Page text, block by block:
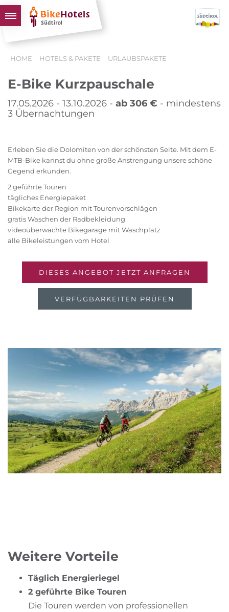
TOUREN & REVIERE
SÜDTIROL & WIR
SCHLUSSLICHTER
HOME HOTELS & PAKETE URLAUBSPAKETE
E-Bike Kurzpauschale
17.05.2026 - 13.10.2026 - ab 306 € - mindestens
3 Übernachtungen
Erleben Sie die Dolomiten von der schönsten Seite. Mit dem E-
MTB-Bike kannst du ohne große Anstrengung unsere schöne
Gegend erkunden.
2 geführte Touren
tägliches Energiepaket
Bikekarte der Region mit Tourenvorschlägen
gratis Waschen der Radbekleidung
videoüberwachte Bikegarage mit Waschplatz
alle Bikeleistungen vom Hotel
DIESES ANGEBOT JETZT ANFRAGEN
VERFÜGBARKEITEN PRÜFEN
Weitere Vorteile
Täglich Energieriegel
2 geführte Bike Touren
Die Touren werden von professionellen